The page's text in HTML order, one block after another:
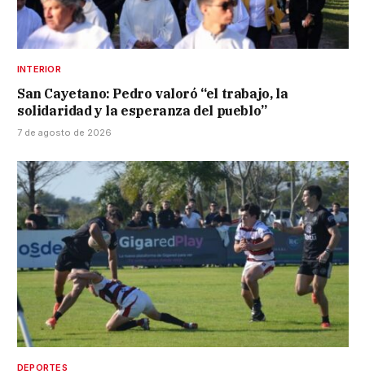
INTERIOR
San Cayetano: Pedro valoró “el trabajo, la
solidaridad y la esperanza del pueblo”
7 de agosto de 2026
DEPORTES